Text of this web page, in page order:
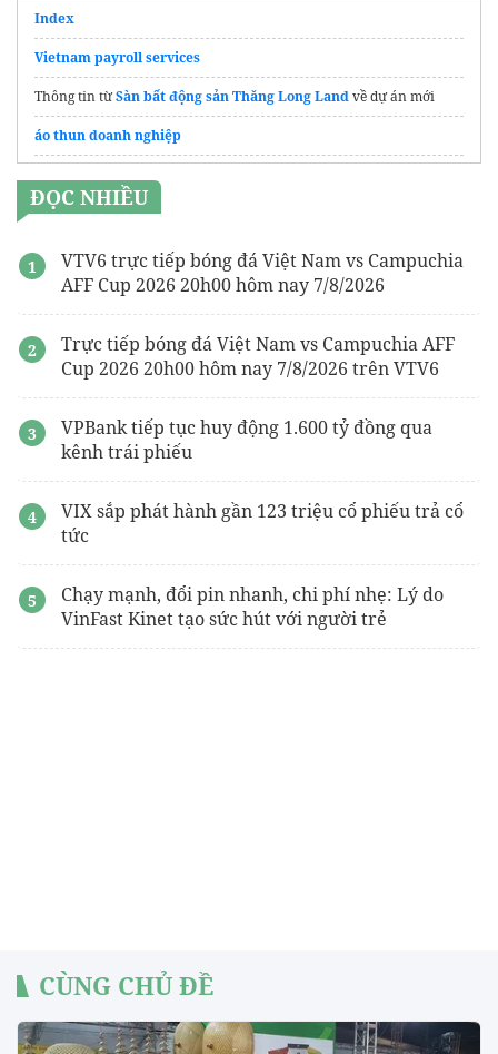
Index
Vietnam payroll services
Thông tin từSàn bất động sản Thăng Long Landvề dự án mới
áo thun doanh nghiệp
ThS.BS Lê Viết Trí
Tìm hiểu hệ thống Ống gió đạt chuẩn chất lượng
ĐỌC NHIỀU
VTV6 trực tiếp bóng đá Việt Nam vs Campuchia
AFF Cup 2026 20h00 hôm nay 7/8/2026
Trực tiếp bóng đá Việt Nam vs Campuchia AFF
Cup 2026 20h00 hôm nay 7/8/2026 trên VTV6
VPBank tiếp tục huy động 1.600 tỷ đồng qua
kênh trái phiếu
VIX sắp phát hành gần 123 triệu cổ phiếu trả cổ
tức
Chạy mạnh, đổi pin nhanh, chi phí nhẹ: Lý do
VinFast Kinet tạo sức hút với người trẻ
CÙNG CHỦ ĐỀ